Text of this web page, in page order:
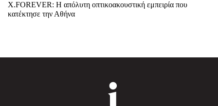
X.FOREVER: Η απόλυτη οπτικοακουστική εμπειρία που
κατέκτησε την Αθήνα